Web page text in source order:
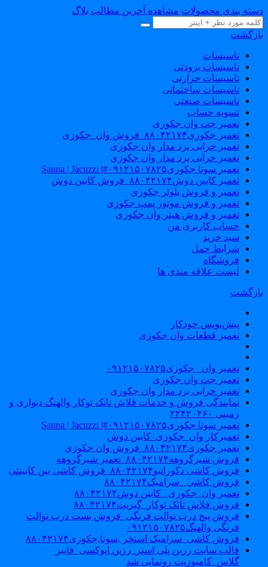
بندی محصولات مشاهده آخرین مطالب بلاگ
تاسیسات
تاسیسات برودتی
تاسیسات حرارتی
تاسیسات ساختمانی
تاسیسات صنعتی
تسویه حساب
تعمیر جت وان جکوزی
تعمیر جکوزی۸۸۰۴۲۱۷۴_فروش وان_جکوزی
تعمیر خرابی برد مدار وان جکوزی
تعمیر خرابی برد مدار وان جکوزی
تعمیر سونا جکوزی۰۹۱۲۱۵۰۷۸۲۵#| Sauna | Jacuzzi
تعمیر کابین دوش۸۸۰۴۲۱۷۴_فروش کابین دوش
تعمیر و فروش بلوئر جکوزی
تعمیر و فروش موتور پمپ جکوزی
تعمیر و فروش هیتر وان جکوزی
حساب کاربری من
سبد خرید
شرایط حمل
فروشگاه
لیست علاقه مندی ها
پیش‌نویس خودکار
تعمیر قطعات وان جکوزی
تعمیر وان _جکوزی۰۹۱۲۱۵۰۷۸۲۵
تعمیر جت وان جکوزی
تعمیر خرابی برد مدار وان جکوزی
نمایندگی فروش و خدمات فلاش تانک توکار والهنگ دیواری و
زمینی ۲۲۴۲۰۴۶۰
تعمیر سونا جکوزی۰۹۱۲۱۵۰۷۸۲۵#| Sauna | Jacuzzi
تعمیرکار وان_جکوزی_کابین دوش
تعمیر جکوزی۸۸۰۴۲۱۷۴_فروش وان جکوزی
فروش شیرگروهه۸۸۰۴۲۱۷۴_تعمیر شیرگروهه
فروش کاشی دکوراتیو۸۸۰۴۲۱۷۴_فروش کاشی بین کابینتی
فروش کاشی _سرامیک۸۸۰۴۲۱۷۴
تعمیر وان_جکوزی_ کابین دوش۸۸۰۴۲۱۷۴
فروش فلاش تانک توکار_گبریت۸۸۰۴۲۱۷۴
فروش پیچ درب توالت فرنگی_فروش بست درب توالت
فرنگی والهنگ۰۹۱۲۱۵۰۷۸۲۵
فروش کاشی_سرامیک استخر ,سونا,جکوزی۸۸۰۴۲۱۷۴
قالب سایت رزین پلی استر_رزین اپوکسی_فایبر
گلاس_کامپوزیت رونمایی شد